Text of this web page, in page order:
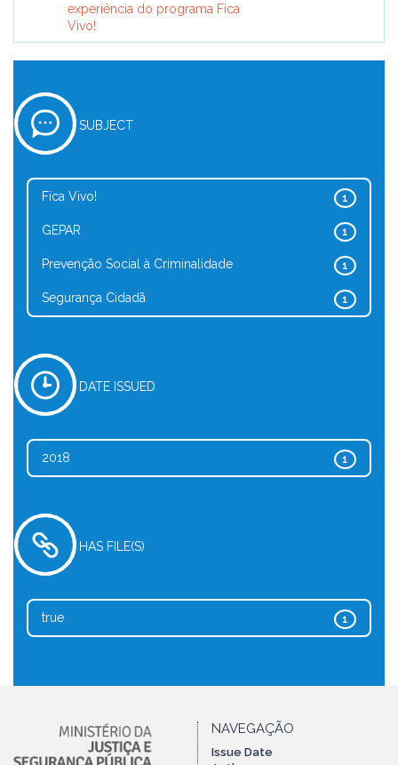
experiência do programa Fica
Vivo!
SUBJECT
1
Fica Vivo!
1
GEPAR
1
Prevenção Social à Criminalidade
1
Segurança Cidadã
DATE ISSUED
1
2018
HAS FILE(S)
1
true
NAVEGAÇÃO
Issue Date